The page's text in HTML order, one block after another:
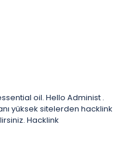
oil. Hello Administ .
yüksek sitelerden hacklink
Hacklink